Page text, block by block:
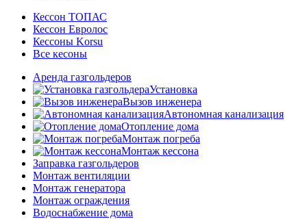
Кессон ТОПАС
Кессон Евролос
Кессоны Korsu
Все кесоны
Аренда газгольдеров
Установка
Вызов инженера
Автономная канализация
Отопление дома
Монтаж погреба
Монтаж кессона
Заправка газгольдеров
Монтаж вентиляции
Монтаж генератора
Монтаж ограждения
Водоснабжение дома